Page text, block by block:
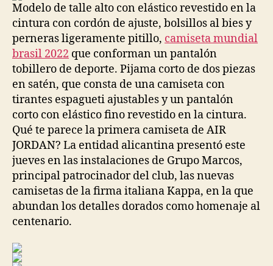
Modelo de talle alto con elástico revestido en la
cintura con cordón de ajuste, bolsillos al bies y
perneras ligeramente pitillo, camiseta mundial
brasil 2022 que conforman un pantalón
tobillero de deporte. Pijama corto de dos piezas
en satén, que consta de una camiseta con
tirantes espagueti ajustables y un pantalón
corto con elástico fino revestido en la cintura.
Qué te parece la primera camiseta de AIR
JORDAN? La entidad alicantina presentó este
jueves en las instalaciones de Grupo Marcos,
principal patrocinador del club, las nuevas
camisetas de la firma italiana Kappa, en la que
abundan los detalles dorados como homenaje al
centenario.